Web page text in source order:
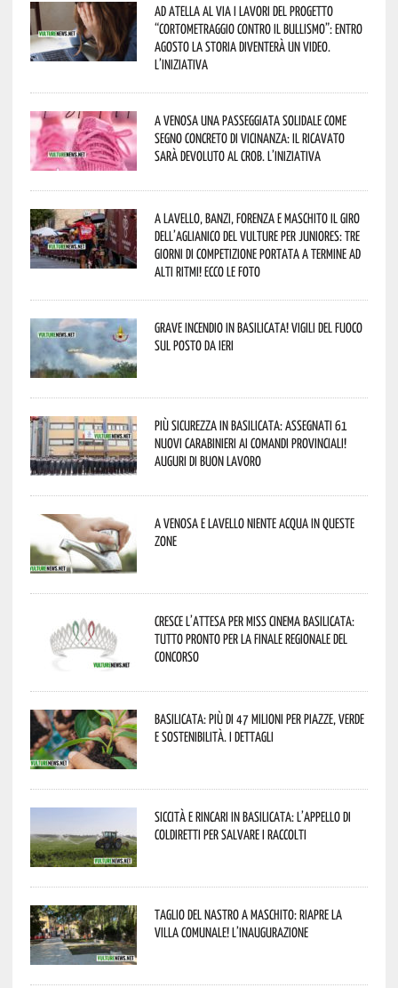
Ad Atella al via i lavori del progetto
“Cortometraggio contro il bullismo”: entro
agosto la storia diventerà un video.
L’iniziativa
A Venosa una passeggiata solidale come
segno concreto di vicinanza: il ricavato
sarà devoluto al CROB. L’iniziativa
A Lavello, Banzi, Forenza e Maschito il Giro
dell’Aglianico del Vulture per juniores: tre
giorni di competizione portata a termine ad
alti ritmi! Ecco le foto
Grave incendio in Basilicata! Vigili del fuoco
sul posto da ieri
Più sicurezza in Basilicata: assegnati 61
nuovi Carabinieri ai Comandi provinciali!
Auguri di buon lavoro
A Venosa e Lavello niente acqua in queste
zone
Cresce l’attesa per Miss Cinema Basilicata:
tutto pronto per la finale regionale del
concorso
Basilicata: più di 47 milioni per piazze, verde
e sostenibilità. I dettagli
Siccità e rincari in Basilicata: l’appello di
Coldiretti per salvare i raccolti
Taglio del nastro a Maschito: riapre la
Villa Comunale! L’inaugurazione